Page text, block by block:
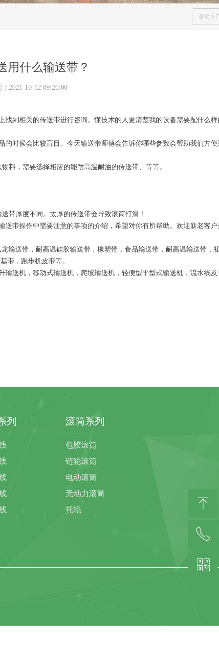
用什么输送带？
到相关的传送带进行咨询。懂技术的人更清楚我的设备需要配什么
时候会比较盲目。今天输送带师傅会告诉你哪些参数会帮助我们方
料，需要选择相应的能耐高温耐油的传送带、等等。
带厚度不同。太厚的传送带会导致滚筒打滑！
带操作中需要注意的事项的介绍，希望对你有所帮助。欢迎新老客
输送带，耐高温硅胶输送带，橡塑带，食品输送带，耐高温输送带，
带，跑步机皮带等。
送机，移动式输送机，爬坡输送机，轻便型平型式输送机，流水线
2021-10-12 09:26:00
列 滚筒系列
包胶滚筒
链轮滚筒
电动滚筒
无动力滚筒
托辊
ꁸ
回到顶部
ꂅ
139-2994-4066(林总)微信同号
ꀥ